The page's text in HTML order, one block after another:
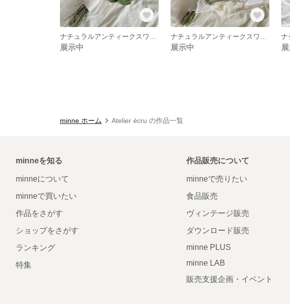
展示中 展示中
minne ホーム Atelier écru の作品一覧
minneを知る
minneについて
minneで買いたい
作品をさがす
ショップをさがす
ランキング
特集
作品販売について
minneで売りたい
食品販売
ヴィンテージ販売
ダウンロード販売
minne PLUS
minne LAB
販売支援企画・イベント